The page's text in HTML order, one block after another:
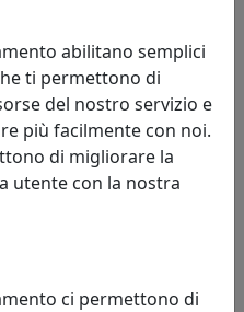
968,00 €
abilitano semplici
ti permettono di
del nostro servizio e
più facilmente con noi.
di migliorare la
utente con la nostra
ci permettono di